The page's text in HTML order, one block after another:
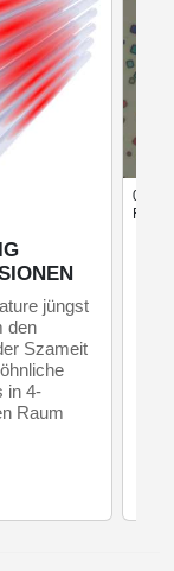
jüngst
den
Szameit
in 4-
Raum